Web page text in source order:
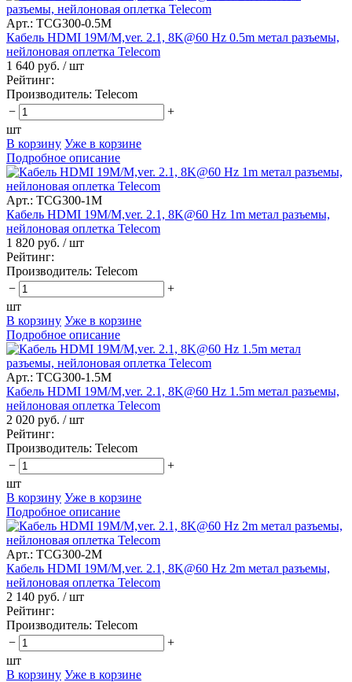
Арт.: TCG300-0.5M
Кабель HDMI 19M/M,ver. 2.1, 8K@60 Hz 0.5m метал разъемы,
нейлоновая оплетка Telecom
1 640 руб. / шт
Рейтинг:
Производитель: Telecom
−
+
шт
В корзину Уже в корзине
Подробное описание
Арт.: TCG300-1M
Кабель HDMI 19M/M,ver. 2.1, 8K@60 Hz 1m метал разъемы,
нейлоновая оплетка Telecom
1 820 руб. / шт
Рейтинг:
Производитель: Telecom
−
+
шт
В корзину Уже в корзине
Подробное описание
Арт.: TCG300-1.5M
Кабель HDMI 19M/M,ver. 2.1, 8K@60 Hz 1.5m метал разъемы,
нейлоновая оплетка Telecom
2 020 руб. / шт
Рейтинг:
Производитель: Telecom
−
+
шт
В корзину Уже в корзине
Подробное описание
Арт.: TCG300-2M
Кабель HDMI 19M/M,ver. 2.1, 8K@60 Hz 2m метал разъемы,
нейлоновая оплетка Telecom
2 140 руб. / шт
Рейтинг:
Производитель: Telecom
−
+
шт
В корзину Уже в корзине